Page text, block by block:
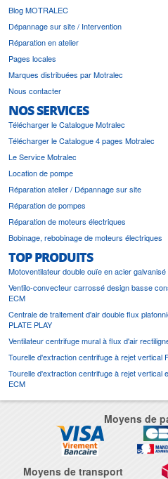
Blog MOTRALEC
Dépannage sur site / Intervention
Réparation en atelier
Pages locales
Marques distribuées par Motralec
Nous contacter
NOS SERVICES
Télécharger le Catalogue Motralec
Télécharger le Catalogue 4 pages Motralec
Le Service Motralec
Location de pompe
Réparation atelier / Dépannage sur site
Réparation de pompes
Réparation de moteurs électriques
Bobinage, rebobinage de moteurs électriques
TOP PRODUITS
Motoventilateur double ouïe en acier
Ventilo-convecteur carrossé design basse
ECM
Centrale de traitement d'air double flux
PLATE PLAY
Ventilateur centrifuge mural à flux d'air
Tourelle d'extraction centrifuge à rejet vertical
Tourelle d'extraction centrifuge à rejet vertical
ECM
Moyens de
Moyens de transport